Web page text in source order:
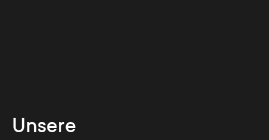
Unsere